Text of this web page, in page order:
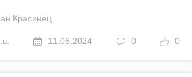
Красинец
11.06.2024 0 0